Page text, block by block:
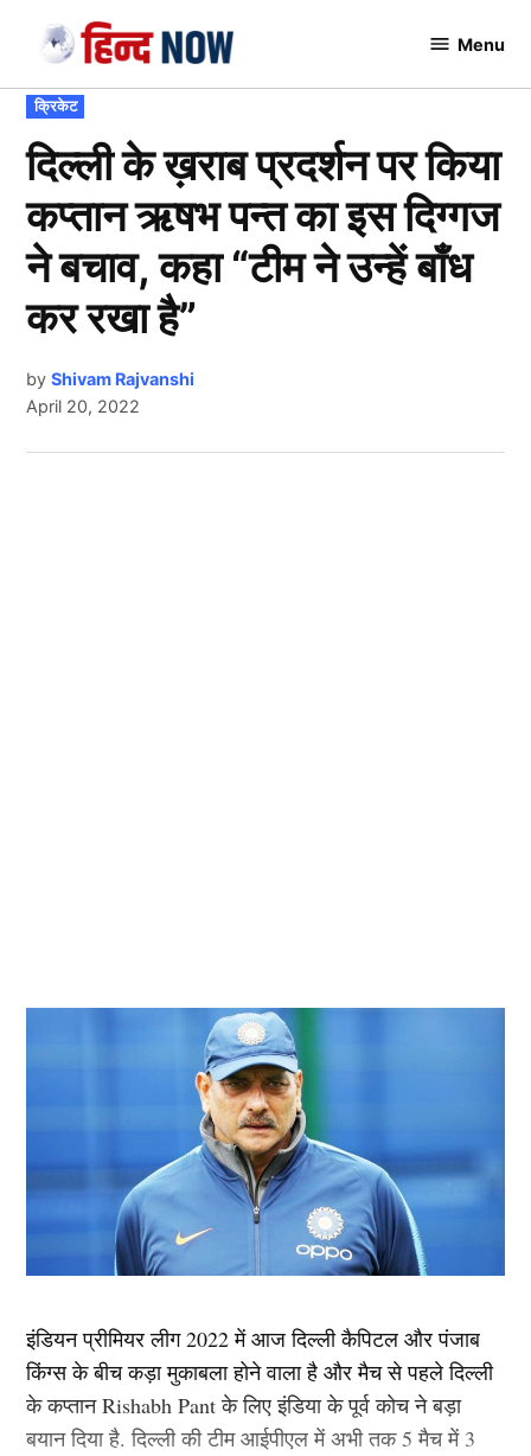
content
Menu
POSTED
IN
क्रिकेट
दिल्ली के ख़राब प्रदर्शन पर किया
कप्तान ऋषभ पन्त का इस दिग्गज
ने बचाव, कहा “टीम ने उन्हें बाँध
कर रखा है”
by Shivam Rajvanshi
April 20, 2022
इंडियन प्रीमियर लीग 2022 में आज दिल्ली कैपिटल और पंजाब
किंग्स के बीच कड़ा मुकाबला होने वाला है और मैच से पहले दिल्ली
के कप्तान Rishabh Pant के लिए इंडिया के पूर्व कोच ने बड़ा
बयान दिया है. दिल्ली की टीम आईपीएल में अभी तक 5 मैच में 3